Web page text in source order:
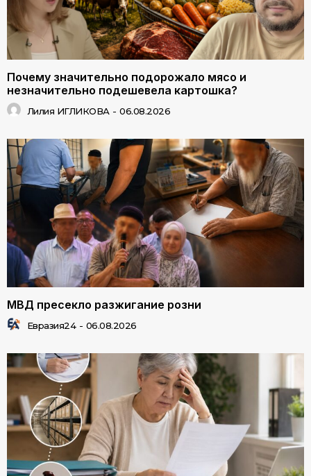
Почему значительно подорожало мясо и
незначительно подешевела картошка?
Лилия ИГЛИКОВА - 06.08.2026
МВД пресекло разжигание розни
Евразия24 - 06.08.2026